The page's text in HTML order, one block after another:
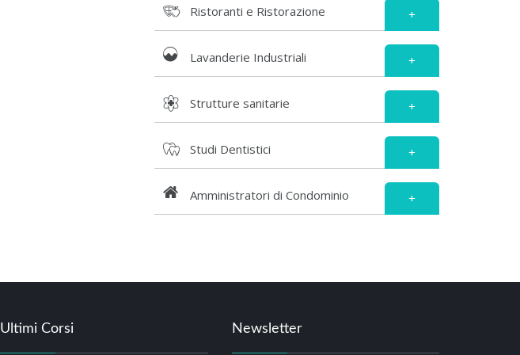
Ristoranti e Ristorazione +
Lavanderie Industriali +
Strutture sanitarie +
Studi Dentistici +
Amministratori di Condominio +
Ultimi Corsi Newsletter